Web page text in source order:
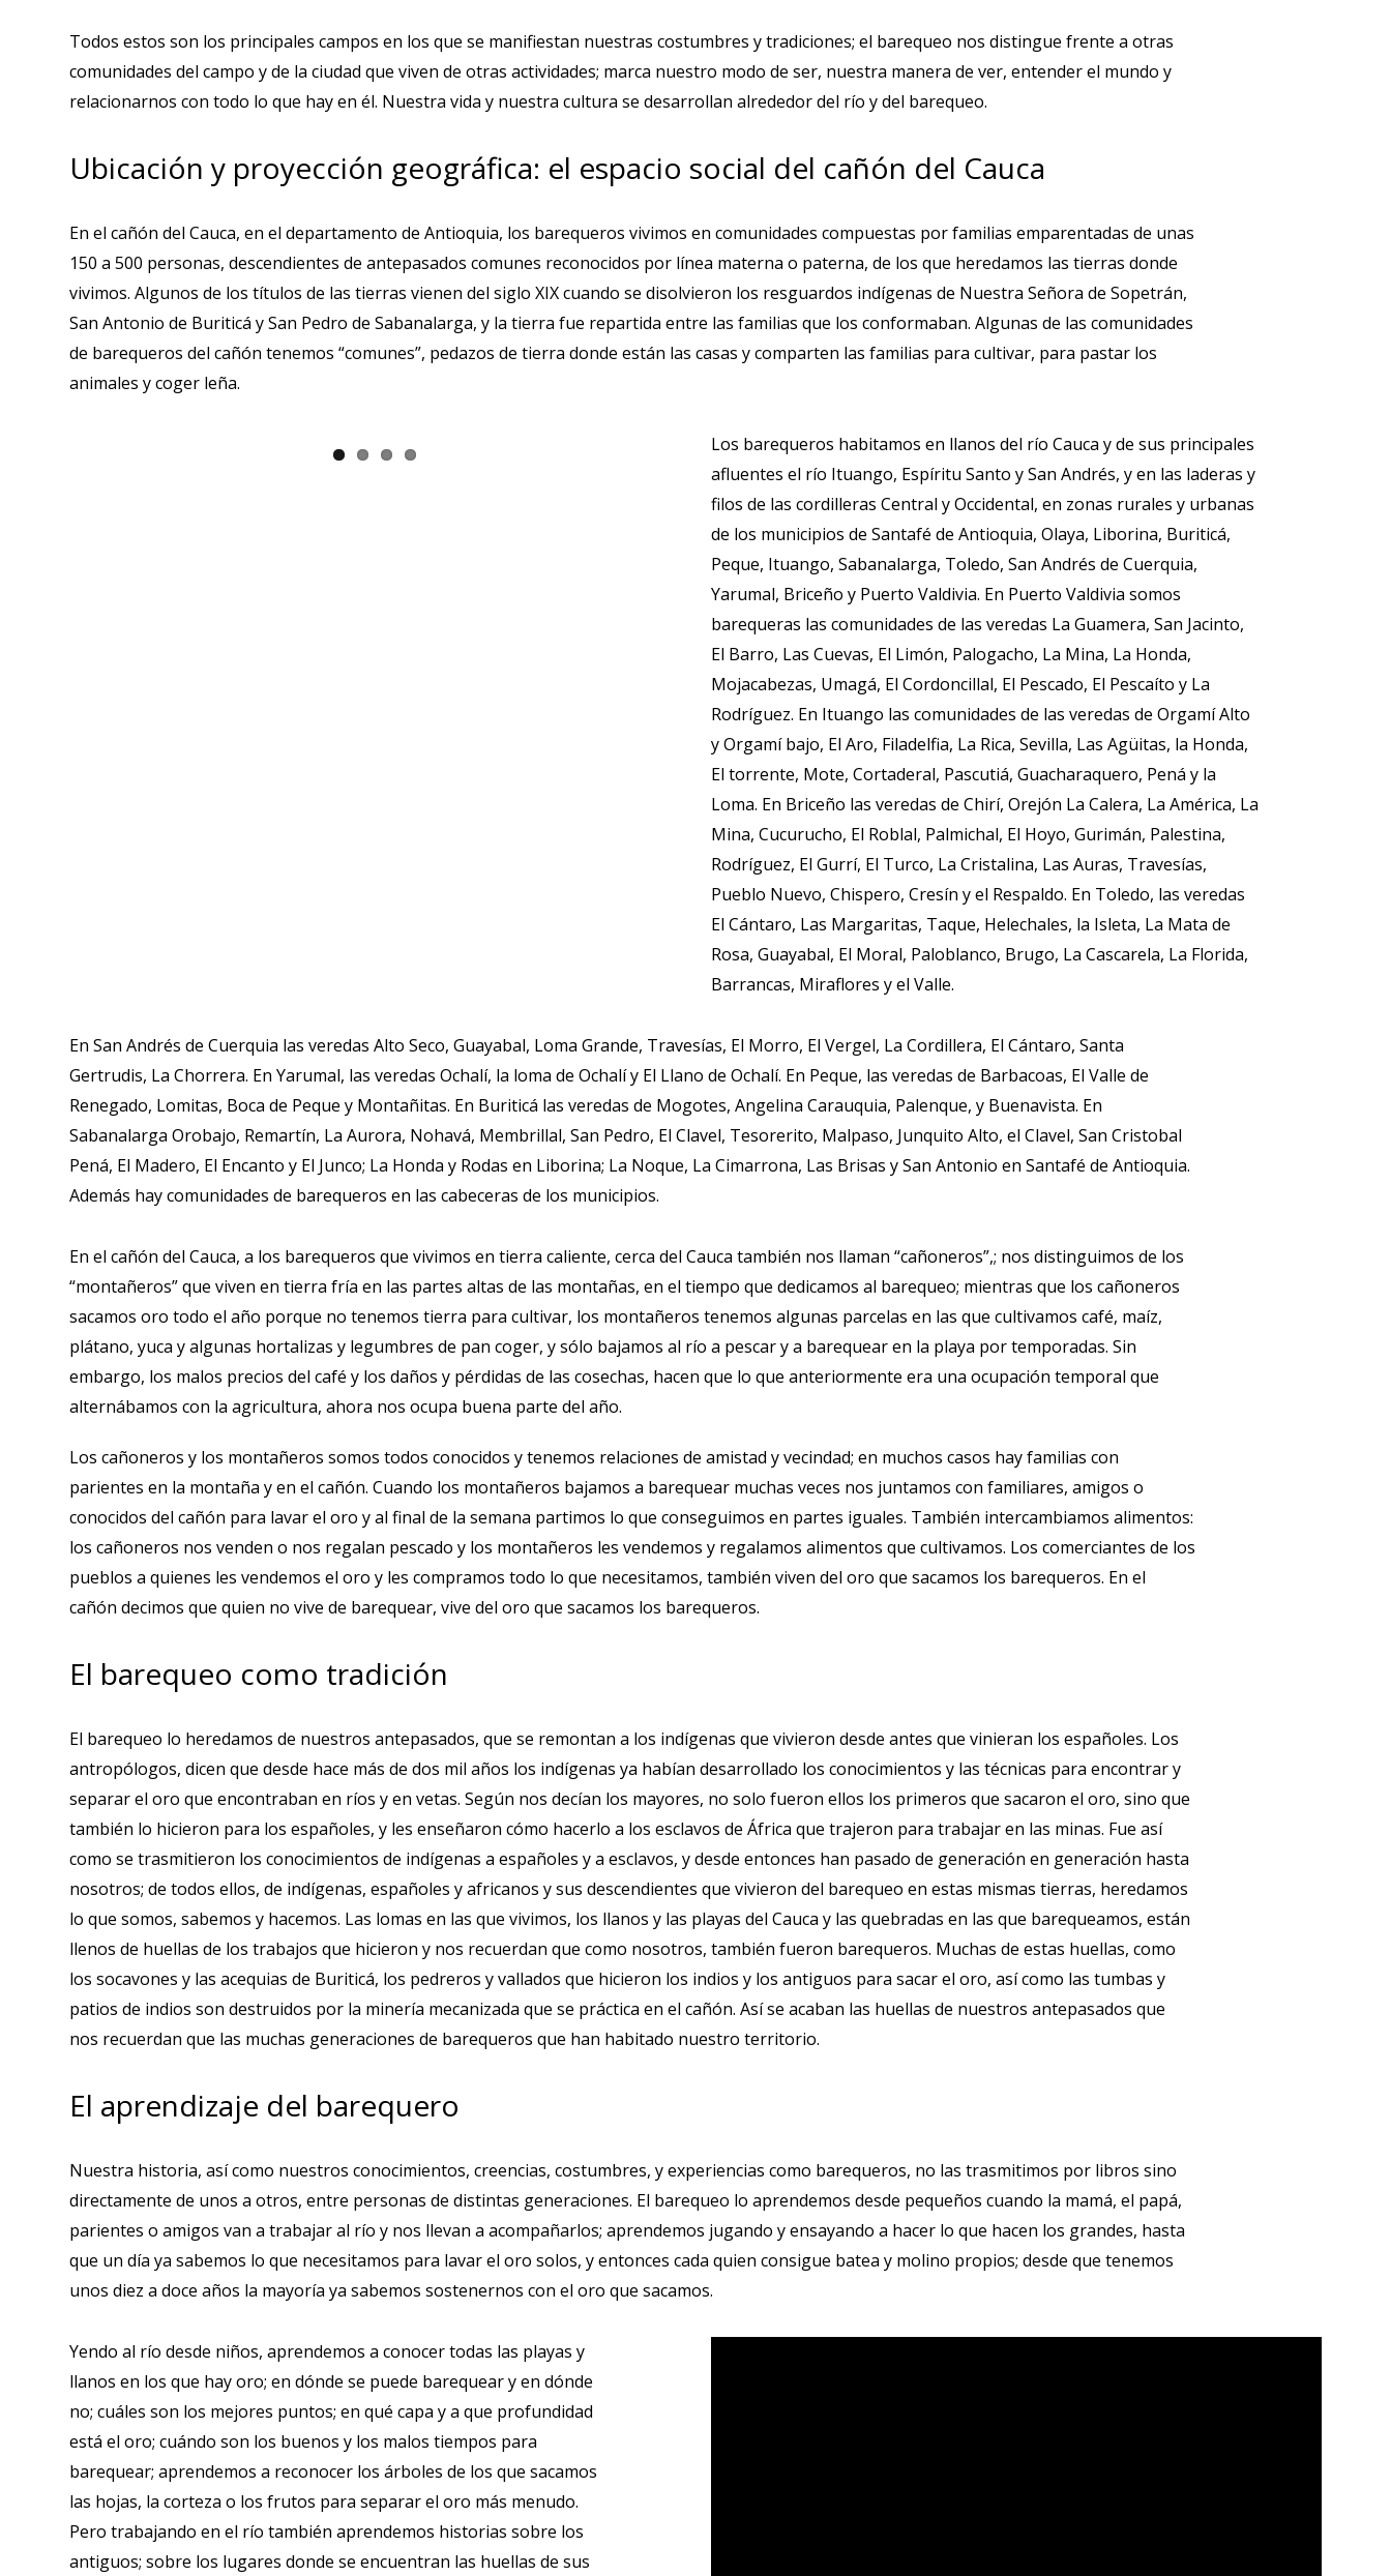
Todos estos son los principales campos en los que se manifiestan nuestras costumbres y tradiciones; el barequeo nos distingue frente a otras
comunidades del campo y de la ciudad que viven de otras actividades; marca nuestro modo de ser, nuestra manera de ver, entender el mundo y
relacionarnos con todo lo que hay en él. Nuestra vida y nuestra cultura se desarrollan alrededor del río y del barequeo.
Ubicación y proyección geográfica: el espacio social del cañón del Cauca
En el cañón del Cauca, en el departamento de Antioquia, los barequeros vivimos en comunidades compuestas por familias emparentadas de unas
150 a 500 personas, descendientes de antepasados comunes reconocidos por línea materna o paterna, de los que heredamos las tierras donde
vivimos. Algunos de los títulos de las tierras vienen del siglo XIX cuando se disolvieron los resguardos indígenas de Nuestra Señora de Sopetrán,
San Antonio de Buriticá y San Pedro de Sabanalarga, y la tierra fue repartida entre las familias que los conformaban. Algunas de las comunidades
de barequeros del cañón tenemos “comunes”, pedazos de tierra donde están las casas y comparten las familias para cultivar, para pastar los
animales y coger leña.
Los barequeros habitamos en llanos del río Cauca y de sus principales
afluentes el río Ituango, Espíritu Santo y San Andrés, y en las laderas y
filos de las cordilleras Central y Occidental, en zonas rurales y urbanas
de los municipios de Santafé de Antioquia, Olaya, Liborina, Buriticá,
Peque, Ituango, Sabanalarga, Toledo, San Andrés de Cuerquia,
Yarumal, Briceño y Puerto Valdivia. En Puerto Valdivia somos
barequeras las comunidades de las veredas La Guamera, San Jacinto,
El Barro, Las Cuevas, El Limón, Palogacho, La Mina, La Honda,
Mojacabezas, Umagá, El Cordoncillal, El Pescado, El Pescaíto y La
Rodríguez. En Ituango las comunidades de las veredas de Orgamí Alto
y Orgamí bajo, El Aro, Filadelfia, La Rica, Sevilla, Las Agüitas, la Honda,
El torrente, Mote, Cortaderal, Pascutiá, Guacharaquero, Pená y la
Loma. En Briceño las veredas de Chirí, Orejón La Calera, La América, La
Mina, Cucurucho, El Roblal, Palmichal, El Hoyo, Gurimán, Palestina,
Rodríguez, El Gurrí, El Turco, La Cristalina, Las Auras, Travesías,
Pueblo Nuevo, Chispero, Cresín y el Respaldo. En Toledo, las veredas
El Cántaro, Las Margaritas, Taque, Helechales, la Isleta, La Mata de
Rosa, Guayabal, El Moral, Paloblanco, Brugo, La Cascarela, La Florida,
Barrancas, Miraflores y el Valle.
En San Andrés de Cuerquia las veredas Alto Seco, Guayabal, Loma Grande, Travesías, El Morro, El Vergel, La Cordillera, El Cántaro, Santa
Gertrudis, La Chorrera. En Yarumal, las veredas Ochalí, la loma de Ochalí y El Llano de Ochalí. En Peque, las veredas de Barbacoas, El Valle de
Renegado, Lomitas, Boca de Peque y Montañitas. En Buriticá las veredas de Mogotes, Angelina Carauquia, Palenque, y Buenavista. En
Sabanalarga Orobajo, Remartín, La Aurora, Nohavá, Membrillal, San Pedro, El Clavel, Tesorerito, Malpaso, Junquito Alto, el Clavel, San Cristobal
Pená, El Madero, El Encanto y El Junco; La Honda y Rodas en Liborina; La Noque, La Cimarrona, Las Brisas y San Antonio en Santafé de Antioquia.
Además hay comunidades de barequeros en las cabeceras de los municipios.
En el cañón del Cauca, a los barequeros que vivimos en tierra caliente, cerca del Cauca también nos llaman “cañoneros”,; nos distinguimos de los
“montañeros” que viven en tierra fría en las partes altas de las montañas, en el tiempo que dedicamos al barequeo; mientras que los cañoneros
sacamos oro todo el año porque no tenemos tierra para cultivar, los montañeros tenemos algunas parcelas en las que cultivamos café, maíz,
plátano, yuca y algunas hortalizas y legumbres de pan coger, y sólo bajamos al río a pescar y a barequear en la playa por temporadas. Sin
embargo, los malos precios del café y los daños y pérdidas de las cosechas, hacen que lo que anteriormente era una ocupación temporal que
alternábamos con la agricultura, ahora nos ocupa buena parte del año.
Los cañoneros y los montañeros somos todos conocidos y tenemos relaciones de amistad y vecindad; en muchos casos hay familias con
parientes en la montaña y en el cañón. Cuando los montañeros bajamos a barequear muchas veces nos juntamos con familiares, amigos o
conocidos del cañón para lavar el oro y al final de la semana partimos lo que conseguimos en partes iguales. También intercambiamos alimentos:
los cañoneros nos venden o nos regalan pescado y los montañeros les vendemos y regalamos alimentos que cultivamos. Los comerciantes de los
pueblos a quienes les vendemos el oro y les compramos todo lo que necesitamos, también viven del oro que sacamos los barequeros. En el
cañón decimos que quien no vive de barequear, vive del oro que sacamos los barequeros.
El barequeo como tradición
El barequeo lo heredamos de nuestros antepasados, que se remontan a los indígenas que vivieron desde antes que vinieran los españoles. Los
antropólogos, dicen que desde hace más de dos mil años los indígenas ya habían desarrollado los conocimientos y las técnicas para encontrar y
separar el oro que encontraban en ríos y en vetas. Según nos decían los mayores, no solo fueron ellos los primeros que sacaron el oro, sino que
también lo hicieron para los españoles, y les enseñaron cómo hacerlo a los esclavos de África que trajeron para trabajar en las minas. Fue así
como se trasmitieron los conocimientos de indígenas a españoles y a esclavos, y desde entonces han pasado de generación en generación hasta
nosotros; de todos ellos, de indígenas, españoles y africanos y sus descendientes que vivieron del barequeo en estas mismas tierras, heredamos
lo que somos, sabemos y hacemos. Las lomas en las que vivimos, los llanos y las playas del Cauca y las quebradas en las que barequeamos, están
llenos de huellas de los trabajos que hicieron y nos recuerdan que como nosotros, también fueron barequeros. Muchas de estas huellas, como
los socavones y las acequias de Buriticá, los pedreros y vallados que hicieron los indios y los antiguos para sacar el oro, así como las tumbas y
patios de indios son destruidos por la minería mecanizada que se práctica en el cañón. Así se acaban las huellas de nuestros antepasados que
nos recuerdan que las muchas generaciones de barequeros que han habitado nuestro territorio.
El aprendizaje del barequero
Nuestra historia, así como nuestros conocimientos, creencias, costumbres, y experiencias como barequeros, no las trasmitimos por libros sino
directamente de unos a otros, entre personas de distintas generaciones. El barequeo lo aprendemos desde pequeños cuando la mamá, el papá,
parientes o amigos van a trabajar al río y nos llevan a acompañarlos; aprendemos jugando y ensayando a hacer lo que hacen los grandes, hasta
que un día ya sabemos lo que necesitamos para lavar el oro solos, y entonces cada quien consigue batea y molino propios; desde que tenemos
unos diez a doce años la mayoría ya sabemos sostenernos con el oro que sacamos.
Yendo al río desde niños, aprendemos a conocer todas las playas y
llanos en los que hay oro; en dónde se puede barequear y en dónde
no; cuáles son los mejores puntos; en qué capa y a que profundidad
está el oro; cuándo son los buenos y los malos tiempos para
barequear; aprendemos a reconocer los árboles de los que sacamos
las hojas, la corteza o los frutos para separar el oro más menudo.
Pero trabajando en el río también aprendemos historias sobre los
antiguos; sobre los lugares donde se encuentran las huellas de sus